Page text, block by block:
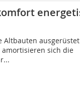
Altbauten
sich die